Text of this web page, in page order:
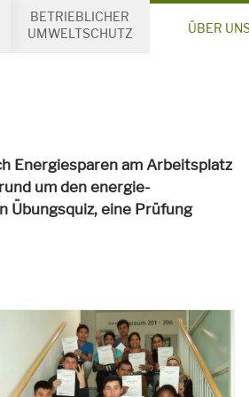
BETRIEBLICHER
UMWELTSCHUTZ
ÜBER
Energiesparen am Arbeitsplatz
um den energie-
Übungsquiz, eine Prüfung